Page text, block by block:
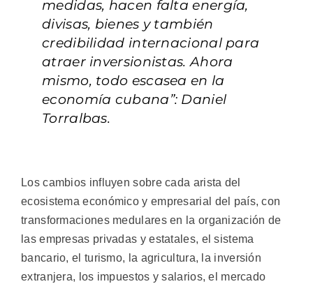
medidas, hacen falta energía,
divisas, bienes y también
credibilidad internacional para
atraer inversionistas. Ahora
mismo, todo escasea en la
economía cubana”: Daniel
Torralbas.
Los cambios influyen sobre cada arista del
ecosistema económico y empresarial del país, con
transformaciones medulares en la organización de
las empresas privadas y estatales, el sistema
bancario, el turismo, la agricultura, la inversión
extranjera, los impuestos y salarios, el mercado